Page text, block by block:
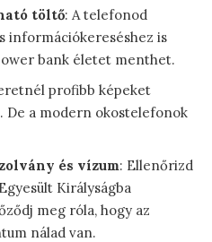
töltő: A telefonod
információkereséshez is
bank életet menthet.
profibb képeket
De a modern okostelefonok
és vízum: Ellenőrizd
Királyságba
meg róla, hogy az
nálad van.